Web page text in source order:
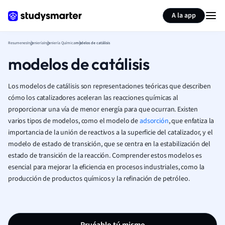
A la app
ResumenesIngenieríaIngeniería Químicamodelos de catálisis
modelos de catálisis
Los modelos de catálisis son representaciones teóricas que describen
cómo los catalizadores aceleran las reacciones químicas al
proporcionar una vía de menor energía para que ocurran. Existen
varios tipos de modelos, como el modelo deadsorción, que enfatiza la
importancia de la unión de reactivos a la superficie del catalizador, y el
modelo de estado de transición, que se centra en la estabilización del
estado de transición de la reacción. Comprender estos modelos es
esencial para mejorar la eficiencia en procesos industriales, como la
producción de productos químicos y la refinación de petróleo.
Resumir página